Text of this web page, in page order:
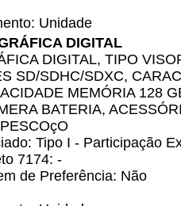
Unidade
DIGITAL
DIGITAL, TIPO
SD/SDHC/SDXC,
MEMÓRIA 128
BATERIA,
Tipo I - Participação
7174: -
de Preferência: Não